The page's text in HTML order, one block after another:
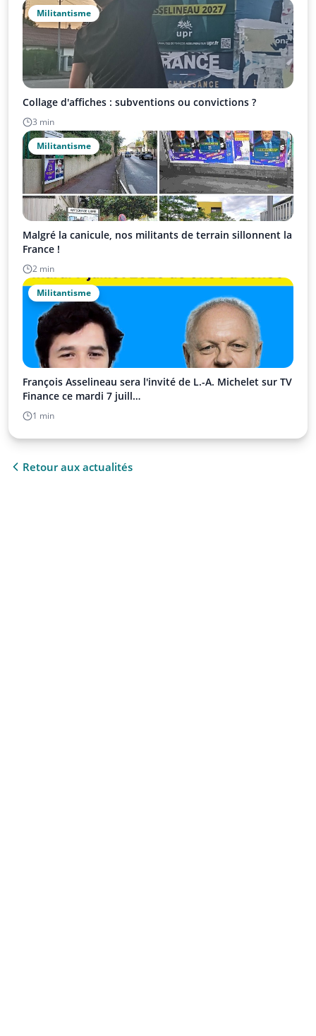
Militantisme
Collage d'affiches : subventions ou convictions ?
3 min
Militantisme
Malgré la canicule, nos militants de terrain sillonnent la
France !
2 min
Militantisme
François Asselineau sera l'invité de L.-A. Michelet sur TV
Finance ce mardi 7 juill…
1 min
Retour aux actualités